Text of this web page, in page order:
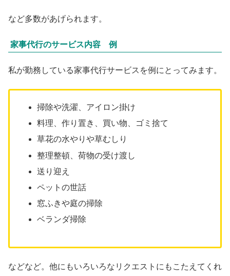
など多数があげられます。
家事代行のサービス内容 例
私が勤務している家事代行サービスを例にとってみます。
掃除や洗濯、アイロン掛け
料理、作り置き、買い物、ゴミ捨て
草花の水やりや草むしり
整理整頓、荷物の受け渡し
送り迎え
ペットの世話
窓ふきや庭の掃除
ベランダ掃除
などなど。他にもいろいろなリクエストにもこたえてくれ